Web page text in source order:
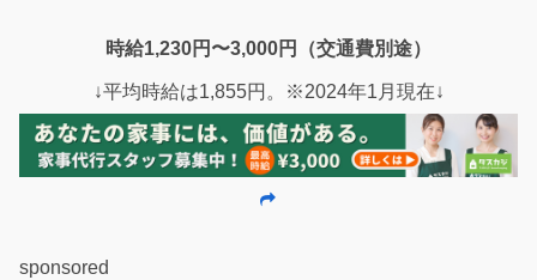
時給1,230円〜3,000円（交通費別途）
↓平均時給は1,855円。※2024年1月現在↓
sponsored